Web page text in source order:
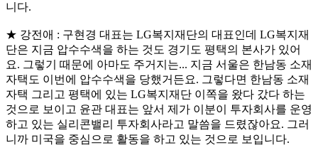
니다.
★ 강전애 : 구현경 대표는 LG복지재단의 대표인데 LG복지재
단은 지금 압수수색을 하는 것도 경기도 평택의 본사가 있어
요. 그렇기 때문에 아마도 주거지는... 지금 서울은 한남동 소재
자택도 이번에 압수수색을 당했거든요. 그렇다면 한남동 소재
자택 그리고 평택에 있는 LG복지재단 이쪽을 왔다 갔다 하는
것으로 보이고 윤관 대표는 앞서 제가 이분이 투자회사를 운영
하고 있는 실리콘밸리 투자회사라고 말씀을 드렸잖아요. 그러
니까 미국을 중심으로 활동을 하고 있는 것으로 보입니다.